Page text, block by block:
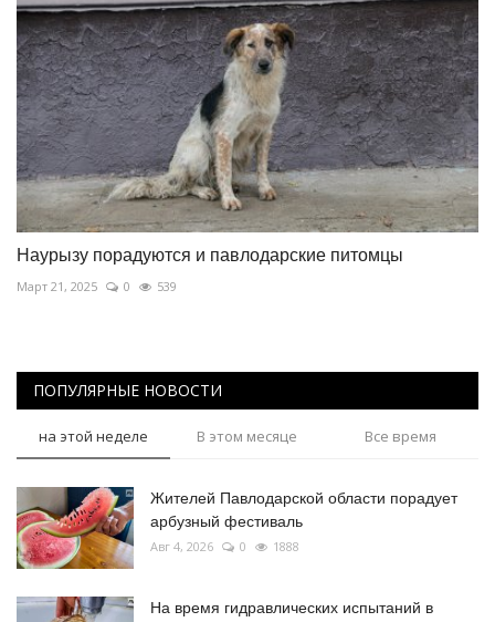
Наурызу порадуются и павлодарские питомцы
Март 21, 2025 0 539
ПОПУЛЯРНЫЕ НОВОСТИ
на этой неделе В этом месяце Все время
Жителей Павлодарской области порадует
арбузный фестиваль
Авг 4, 2026 0 1888
На время гидравлических испытаний в